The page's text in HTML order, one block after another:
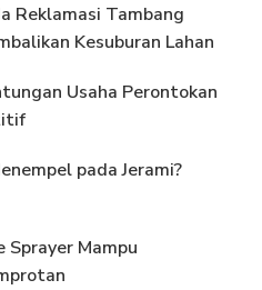
Reklamasi Tambang
Kesuburan Lahan
Usaha Perontokan
pada Jerami?
Sprayer Mampu